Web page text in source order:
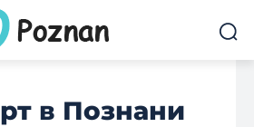
в Познани